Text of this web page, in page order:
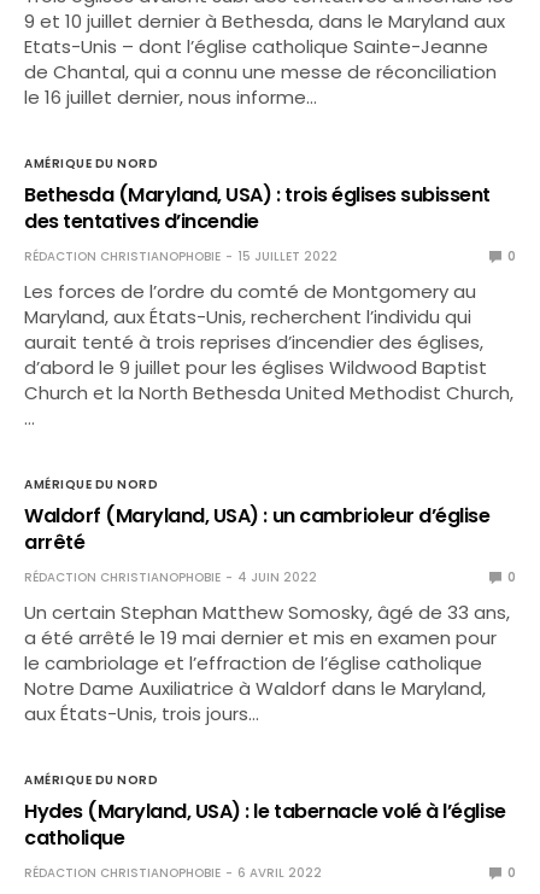
9 et 10 juillet dernier à Bethesda, dans le Maryland aux
Etats-Unis – dont l’église catholique Sainte-Jeanne
de Chantal, qui a connu une messe de réconciliation
le 16 juillet dernier, nous informe…
AMÉRIQUE DU NORD
Bethesda (Maryland, USA) : trois églises subissent
des tentatives d’incendie
RÉDACTION CHRISTIANOPHOBIE 15 JUILLET 2022 0
Les forces de l’ordre du comté de Montgomery au
Maryland, aux États-Unis, recherchent l’individu qui
aurait tenté à trois reprises d’incendier des églises,
d’abord le 9 juillet pour les églises Wildwood Baptist
Church et la North Bethesda United Methodist Church,
…
AMÉRIQUE DU NORD
Waldorf (Maryland, USA) : un cambrioleur d’église
arrêté
RÉDACTION CHRISTIANOPHOBIE 4 JUIN 2022 0
Un certain Stephan Matthew Somosky, âgé de 33 ans,
a été arrêté le 19 mai dernier et mis en examen pour
le cambriolage et l’effraction de l’église catholique
Notre Dame Auxiliatrice à Waldorf dans le Maryland,
aux États-Unis, trois jours…
AMÉRIQUE DU NORD
Hydes (Maryland, USA) : le tabernacle volé à l’église
catholique
RÉDACTION CHRISTIANOPHOBIE 6 AVRIL 2022 0